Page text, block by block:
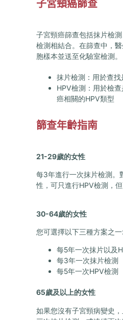
子宮頸癌篩查
子宮頸癌篩查包括抹片檢
檢測相結合。在篩查中，
胞樣本並送至化驗室檢測。
抹片檢測： 用於查
HPV檢測： 用於檢
癌相關的HPV類型
篩查年齡指南
21-29歲的女性
每3年進行一次抹片檢測
性，可只進行HPV檢測，但
30-64歲的女性
您可選擇以下三種方案之一:
每5年一次抹片以及
每3年一次抹片檢測
每5年一次HPV檢測
65歲及以上的女性
如果您沒有子宮頸病變史